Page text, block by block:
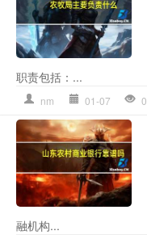
职责包括：...
nm 01-07 0
融机构...